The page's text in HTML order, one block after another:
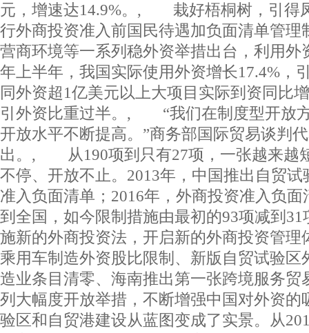
元，增速达14.9%。, 栽好梧桐树，引得
行外商投资准入前国民待遇加负面清单管理
营商环境等一系列稳外资举措出台，利用外
年上半年，我国实际使用外资增长17.4%，
同外资超1亿美元以上大项目实际到资同比
引外资比重过半。, “我们在制度型开放
开放水平不断提高。”商务部国际贸易谈判
出。, 从190项到只有27项，一张越来越
不停、开放不止。2013年，中国推出自贸
准入负面清单；2016年，外商投资准入负
到全国，如今限制措施由最初的93项减到31
施新的外商投资法，开启新的外商投资管理
乘用车制造外资股比限制、新版自贸试验区
造业条目清零、海南推出第一张跨境服务
列大幅度开放举措，不断增强中国对外
验区和自贸港建设从蓝图变成了实景。从